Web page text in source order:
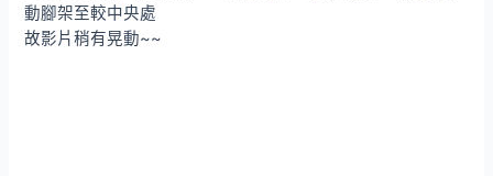
動腳架至較中央處
故影片稍有晃動~~